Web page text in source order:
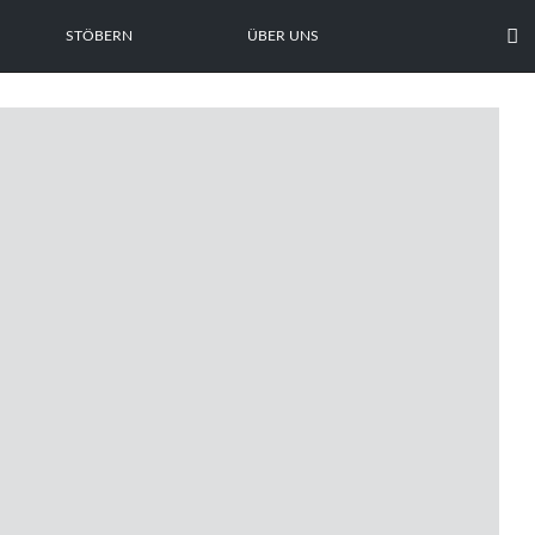
STÖBERN ÜBER UNS 